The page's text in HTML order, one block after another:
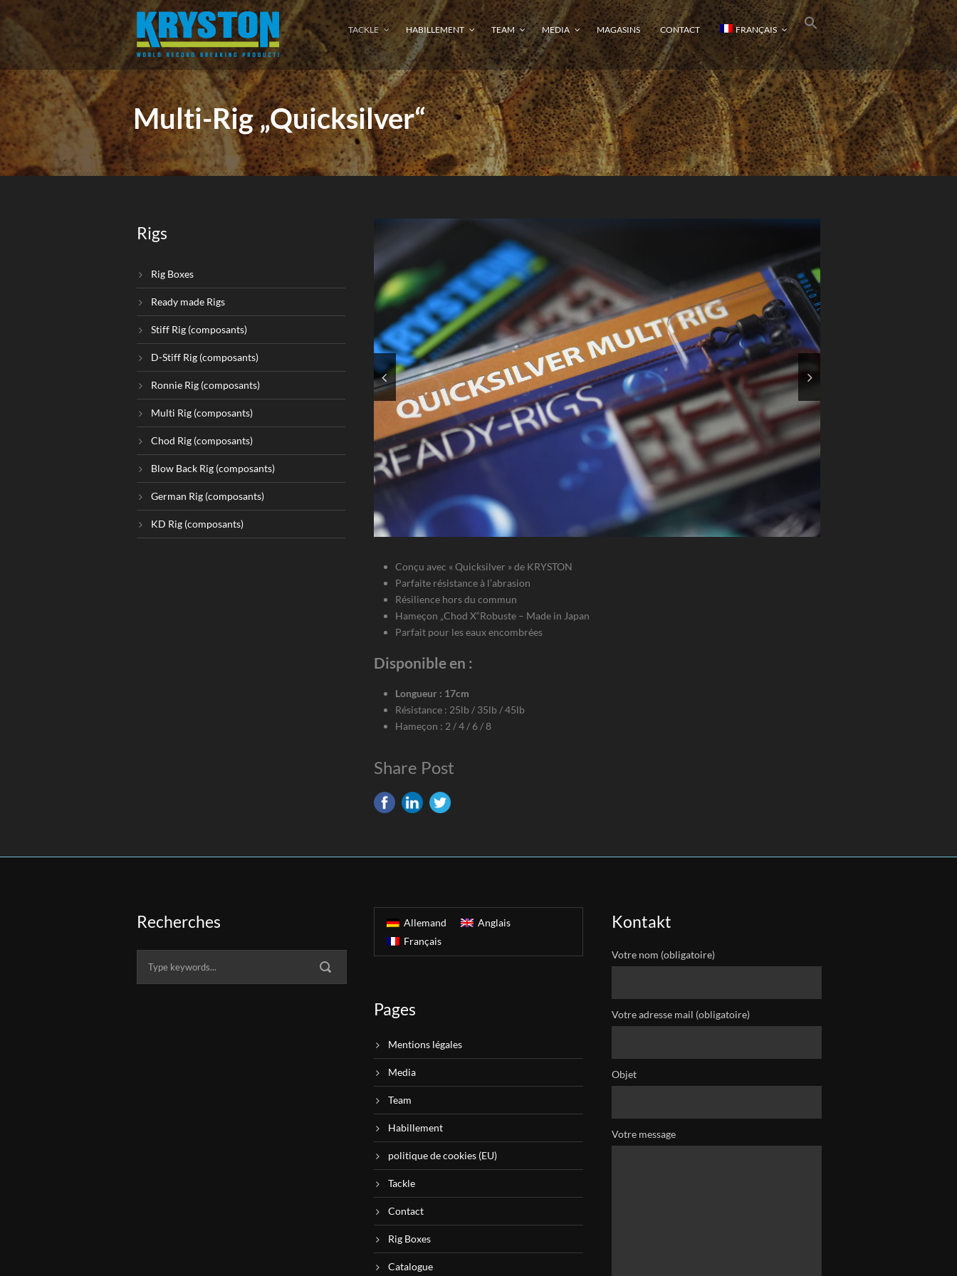
TACKLE HABILLEMENT TEAM MEDIA MAGASINS CONTACT FRANÇAIS
Multi-Rig „Quicksilver“
Conçu avec « Quicksilver » de KRYSTON
Parfaite résistance à l’abrasion
Résilience hors du commun
Hameçon „Chod X“Robuste – Made in Japan
Parfait pour les eaux encombrées
Disponible en :
Longueur : 17cm
Résistance : 25lb / 35lb / 45lb
Hameçon : 2 / 4 / 6 / 8
Share Post
Rigs
Rig Boxes
Ready made Rigs
Stiff Rig (composants)
D-Stiff Rig (composants)
Ronnie Rig (composants)
Multi Rig (composants)
Chod Rig (composants)
Blow Back Rig (composants)
German Rig (composants)
KD Rig (composants)
Recherches Allemand
Anglais
Français
Pages
Mentions légales
Media
Team
Habillement
politique de cookies (EU)
Tackle
Contact
Rig Boxes
Catalogue
Kontakt
Votre nom (obligatoire)
Votre adresse mail (obligatoire)
Objet
Votre message